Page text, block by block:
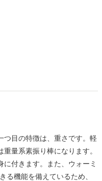
つ目の特徴は、重さです。軽
量系素振り棒になります。
付きます。また、ウォーミ
る機能を備えているため、